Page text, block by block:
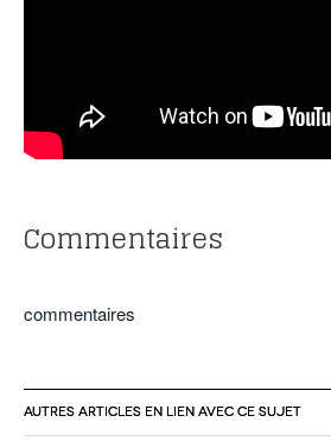
Commentaires
commentaires
AUTRES ARTICLES EN LIEN AVEC CE SUJET